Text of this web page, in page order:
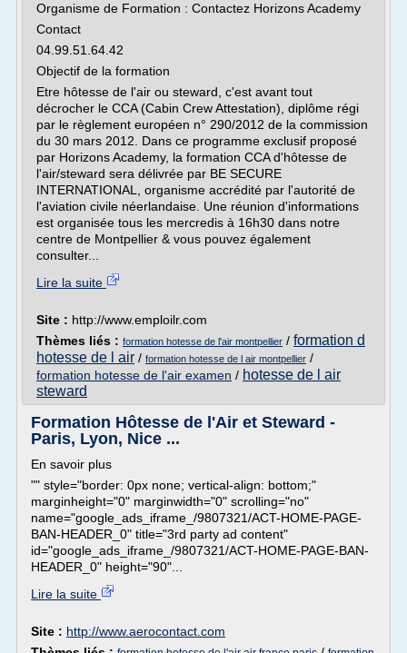
Organisme de Formation : Contactez Horizons Academy
Contact
04.99.51.64.42
Objectif de la formation
Etre hôtesse de l'air ou steward, c'est avant tout
décrocher le CCA (Cabin Crew Attestation), diplôme régi
par le règlement européen n° 290/2012 de la commission
du 30 mars 2012. Dans ce programme exclusif proposé
par Horizons Academy, la formation CCA d'hôtesse de
l'air/steward sera délivrée par BE SECURE
INTERNATIONAL, organisme accrédité par l'autorité de
l'aviation civile néerlandaise. Une réunion d'informations
est organisée tous les mercredis à 16h30 dans notre
centre de Montpellier & vous pouvez également
consulter...
Lire la suite
Site : http://www.emploilr.com
Thèmes liés : formation hotesse de l'air montpellier / formation d
hotesse de l air / formation hotesse de l air montpellier /
formation hotesse de l'air examen / hotesse de l air
steward
Formation Hôtesse de l'Air et Steward -
Paris, Lyon, Nice ...
En savoir plus
"" style="border: 0px none; vertical-align: bottom;"
marginheight="0" marginwidth="0" scrolling="no"
name="google_ads_iframe_/9807321/ACT-HOME-PAGE-
BAN-HEADER_0" title="3rd party ad content"
id="google_ads_iframe_/9807321/ACT-HOME-PAGE-BAN-
HEADER_0" height="90"...
Lire la suite
Site : http://www.aerocontact.com